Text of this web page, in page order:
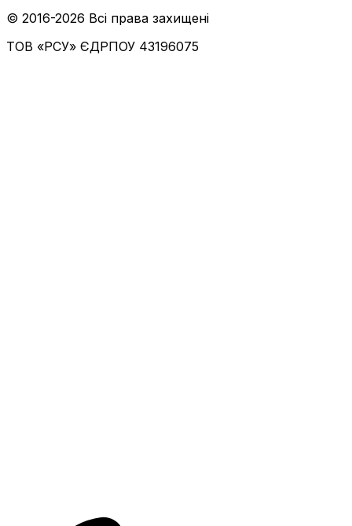
© 2016-2026 Всі права захищені
ТОВ «РСУ» ЄДРПОУ 43196075